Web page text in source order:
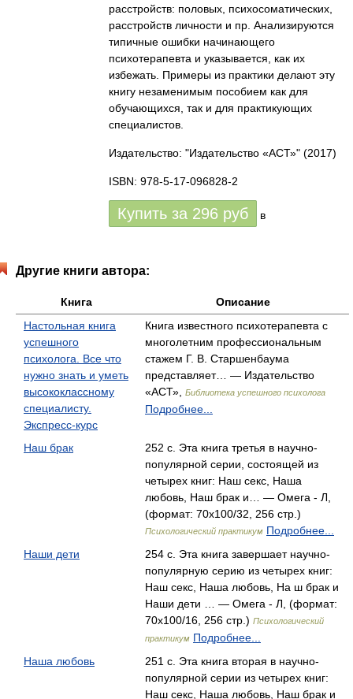
расстройств: половых, психосоматических,
расстройств личности и пр. Анализируются
типичные ошибки начинающего
психотерапевта и указывается, как их
избежать. Примеры из практики делают эту
книгу незаменимым пособием как для
обучающихся, так и для практикующих
специалистов.
Издательство: "Издательство «АСТ»" (2017)
ISBN: 978-5-17-096828-2
Купить за 296 руб в
Другие книги автора:
Книга
Описание
Настольная книга
успешного
психолога. Все что
нужно знать и уметь
высококлассному
специалисту.
Экспресс-курс
Книга известного психотерапевта с
многолетним профессиональным
стажем Г. В. Старшенбаума
представляет… — Издательство
«АСТ»,
Библиотека успешного психолога
Подробнее...
Наш брак
252 с. Эта книга третья в научно-
популярной серии, состоящей из
четырех книг: Наш секс, Наша
любовь, Наш брак и… — Омега - Л,
(формат: 70x100/32, 256 стр.)
Психологический практикум Подробнее...
Наши дети
254 с. Эта книга завершает научно-
популярную серию из четырех книг:
Наш секс, Наша любовь, Ha ш брак и
Наши дети … — Омега - Л, (формат:
70x100/16, 256 стр.) Психологический
практикум Подробнее...
Наша любовь
251 с. Эта книга вторая в научно-
популярной серии из четырех книг:
Наш секс, Наша любовь, Наш брак и